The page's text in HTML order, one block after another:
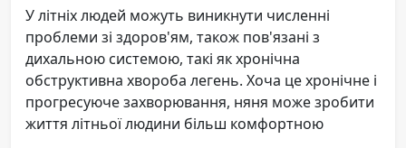
У літніх людей можуть виникнути численні
проблеми зі здоров'ям, також пов'язані з
дихальною системою, такі як хронічна
обструктивна хвороба легень. Хоча це хронічне і
прогресуюче захворювання, няня може зробити
життя літньої людини більш комфортною